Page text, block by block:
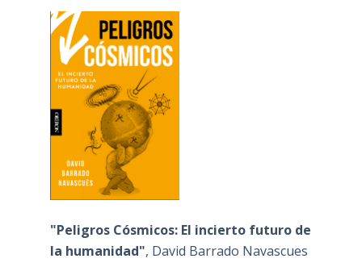
"Peligros Cósmicos: El incierto futuro de
la humanidad", David Barrado Navascues